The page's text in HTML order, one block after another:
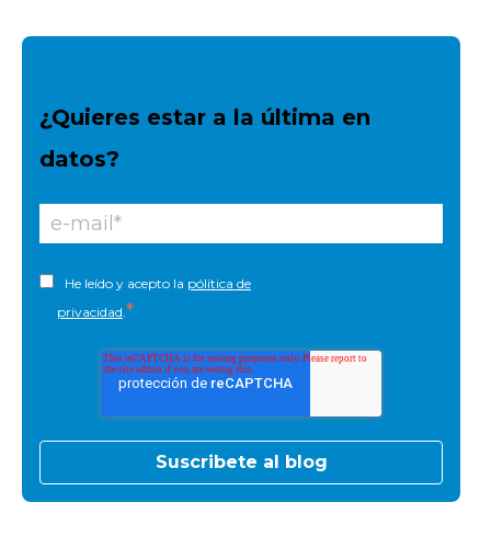
¿Quieres estar a la última en
datos?
He leído y acepto la pólitica de
privacidad *